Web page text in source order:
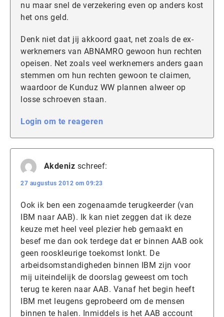
nu maar snel de verzekering even op anders kost
het ons geld.
Denk niet dat jij akkoord gaat, net zoals de ex-
werknemers van ABNAMRO gewoon hun rechten
opeisen. Net zoals veel werknemers anders gaan
stemmen om hun rechten gewoon te claimen,
waardoor de Kunduz WW plannen alweer op
losse schroeven staan.
Login om te reageren
Akdeniz schreef:
27 augustus 2012 om 09:23
Ook ik ben een zogenaamde terugkeerder (van
IBM naar AAB). Ik kan niet zeggen dat ik deze
keuze met heel veel plezier heb gemaakt en
besef me dan ook terdege dat er binnen AAB ook
geen rooskleurige toekomst lonkt. De
arbeidsomstandigheden binnen IBM zijn voor
mij uiteindelijk de doorslag geweest om toch
terug te keren naar AAB. Vanaf het begin heeft
IBM met leugens geprobeerd om de mensen
binnen te halen. Inmiddels is het AAB account